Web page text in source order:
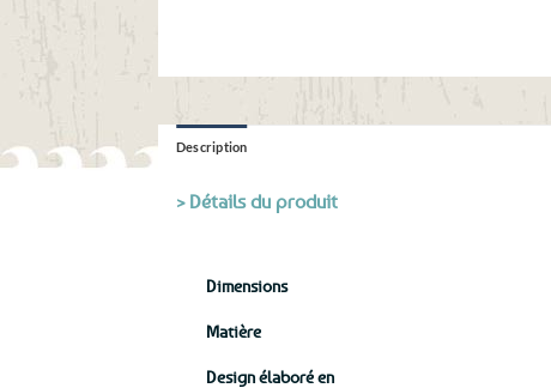
Description
> Détails du produit
Dimensions
Matière
Design élaboré en